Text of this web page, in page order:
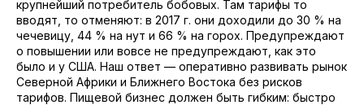
крупнейший потребитель бобовых. Там тарифы то
вводят, то отменяют: в 2017 г. они доходили до 30 % на
чечевицу, 44 % на нут и 66 % на горох. Предупреждают
о повышении или вовсе не предупреждают, как это
было и у США. Наш ответ — оперативно развивать рынок
Северной Африки и Ближнего Востока без рисков
тарифов. Пищевой бизнес должен быть гибким: быстро